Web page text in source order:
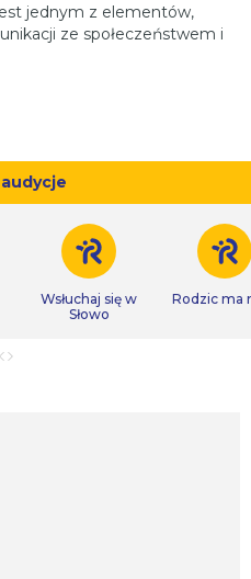
jednym z elementów,
ze społeczeństwem i
Wsłuchaj się w
Słowo
Rodzic ma